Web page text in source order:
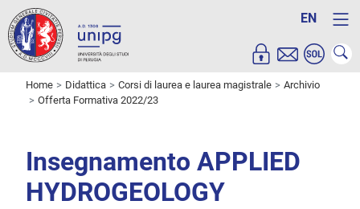
EN
Home Didattica Corsi di laurea e laurea magistrale
Archivio
Offerta Formativa 2022/23
Insegnamento APPLIED
HYDROGEOLOGY